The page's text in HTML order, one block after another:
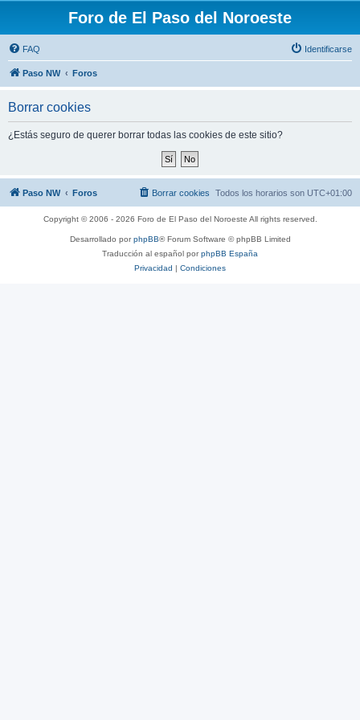
Foro de El Paso del Noroeste
FAQ Identificarse
Paso NW Foros
Borrar cookies
¿Estás seguro de querer borrar todas las cookies de este sitio?
Paso NW Foros Todos los horarios son UTC+01:00
Borrar cookies
Copyright © 2006 - 2026 Foro de El Paso del Noroeste All rights reserved.
Desarrollado porphpBB® Forum Software © phpBB Limited
Traducción al español porphpBB España
Privacidad | Condiciones